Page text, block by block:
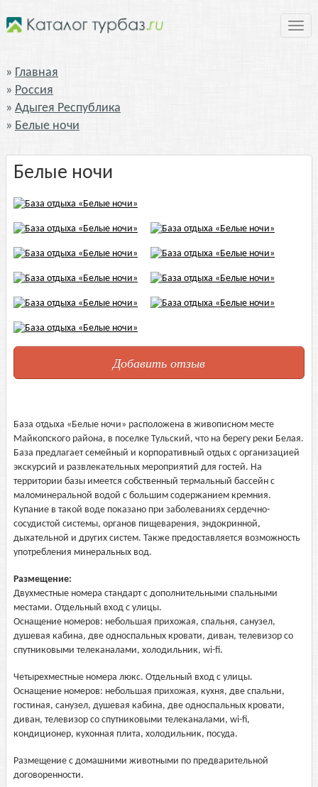
Главная
Россия
Адыгея Республика
Белые ночи
Белые ночи
Добавить отзыв
База отдыха «Белые ночи» расположена в живописном месте
Майкопского района, в поселке Тульский, что на берегу реки Белая.
База предлагает семейный и корпоративный отдых с организацией
экскурсий и развлекательных мероприятий для гостей. На
территории базы имеется собственный термальный бассейн с
маломинеральной водой с большим содержанием кремния.
Купание в такой воде показано при заболеваниях сердечно-
сосудистой системы, органов пищеварения, эндокринной,
дыхательной и других систем. Также предоставляется возможность
употребления минеральных вод.
Размещение:
Двухместные номера стандарт с дополнительными спальными
местами. Отдельный вход с улицы.
Оснащение номеров: небольшая прихожая, спальня, санузел,
душевая кабина, две односпальных кровати, диван, телевизор со
спутниковыми телеканалами, холодильник, wi-fi.
Четырехместные номера люкс. Отдельный вход с улицы.
Оснащение номеров: небольшая прихожая, кухня, две спальни,
гостиная, санузел, душевая кабина, две односпальных кровати,
диван, телевизор со спутниковыми телеканалами, wi-fi,
кондиционер, кухонная плита, холодильник, посуда.
Размещение с домашними животными по предварительной
договоренности.